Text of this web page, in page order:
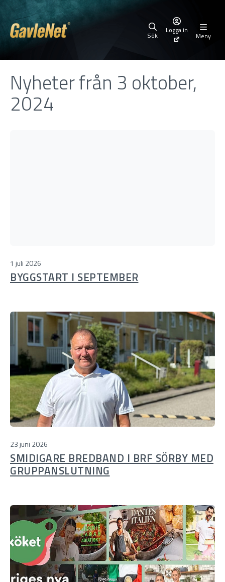
Sök
Logga in
Meny
Nyheter från 3 oktober,
2024
1 juli 2026
BYGGSTART I SEPTEMBER
23 juni 2026
SMIDIGARE BREDBAND I BRF SÖRBY MED
GRUPPANSLUTNING